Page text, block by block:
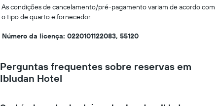
As condições de cancelamento/pré-pagamento variam de acordo com
o tipo de quarto e fornecedor.
Número da licença: 0220101122083, 55120
Perguntas frequentes sobre reservas em
Ibludan Hotel